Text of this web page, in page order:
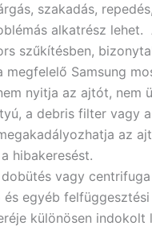
szakadás,
alkatrész
szűkítésben,
megfelelő Samsung
nyitja az ajtót, nem
a debris filter vagy
az
hibakeresést.
vagy
egyéb
különösen